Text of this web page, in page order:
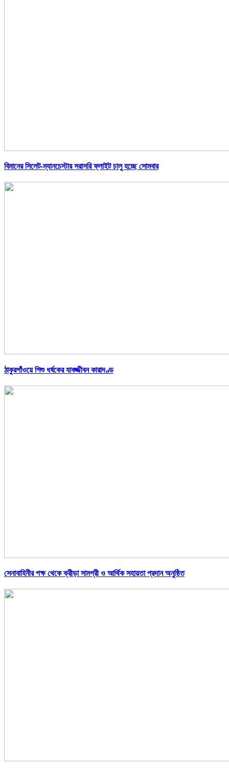
বিমানের সিলেট-ম্যানচেস্টার সরাসরি ফ্লাইট চালু হচ্ছে সোমবার
ঠাকুরগাঁওয়ে শিশু ধর্ষকের যাবজ্জীবন কারাদণ্ড
সেনাবাহিনীর পক্ষ থেকে ক্রীড়া সামগ্রী ও আর্থিক সহায়তা প্রদান অনুষ্ঠিত